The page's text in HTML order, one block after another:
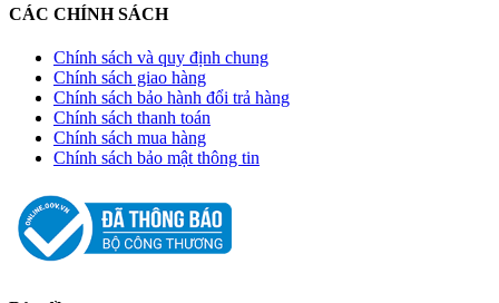
CÁC CHÍNH SÁCH
Chính sách và quy định chung
Chính sách giao hàng
Chính sách bảo hành đổi trả hàng
Chính sách thanh toán
Chính sách mua hàng
Chính sách bảo mật thông tin